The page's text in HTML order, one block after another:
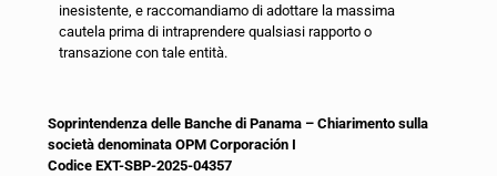
inesistente, e raccomandiamo di adottare la massima
cautela prima di intraprendere qualsiasi rapporto o
transazione con tale entità.
Soprintendenza delle Banche di Panama – Chiarimento sulla
società denominata OPM Corporación I
Codice EXT-SBP-2025-04357